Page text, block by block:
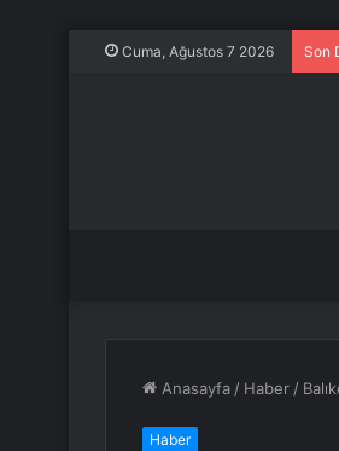
Cuma, Ağustos 7 2026 Son
Anasayfa / Haber /
Haber